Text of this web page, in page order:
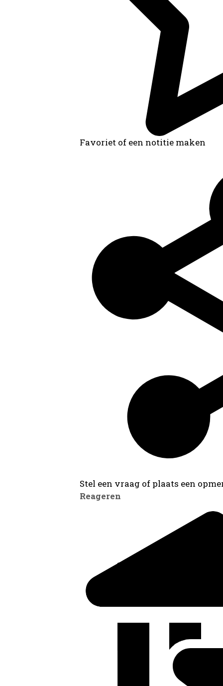
Favoriet of een notitie maken
Stel een vraag of plaats een
Reageren